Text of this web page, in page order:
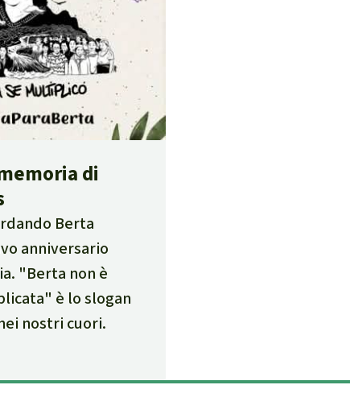
di
Berta
anniversario
"Berta non è
è lo slogan
nostri cuori.